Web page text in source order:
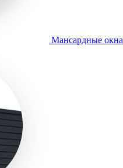
Мансардные окна